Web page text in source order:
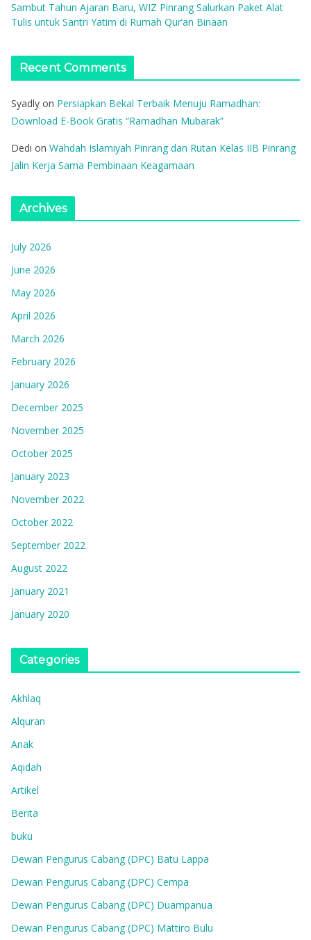
Sambut Tahun Ajaran Baru, WIZ Pinrang Salurkan Paket Alat
Tulis untuk Santri Yatim di Rumah Qur’an Binaan
Recent Comments
Syadly on Persiapkan Bekal Terbaik Menuju Ramadhan:
Download E-Book Gratis “Ramadhan Mubarak”
Dedi on Wahdah Islamiyah Pinrang dan Rutan Kelas IIB Pinrang
Jalin Kerja Sama Pembinaan Keagamaan
Archives
July 2026
June 2026
May 2026
April 2026
March 2026
February 2026
January 2026
December 2025
November 2025
October 2025
January 2023
November 2022
October 2022
September 2022
August 2022
January 2021
January 2020
Categories
Akhlaq
Alquran
Anak
Aqidah
Artikel
Berita
buku
Dewan Pengurus Cabang (DPC) Batu Lappa
Dewan Pengurus Cabang (DPC) Cempa
Dewan Pengurus Cabang (DPC) Duampanua
Dewan Pengurus Cabang (DPC) Mattiro Bulu